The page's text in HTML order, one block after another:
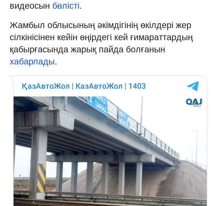
видеосын бөлісті.
Жамбыл облысының әкімдігінің өкілдері жер
сілкінісінен кейін өңірдегі кей ғимараттардың
қабырғасында жарық пайда болғанын
хабарлады.